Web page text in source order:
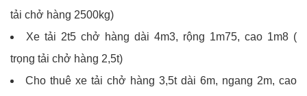
tải chở hàng 2500kg)
Xe tải 2t5 chở hàng dài 4m3, rộng 1m75, cao 1m8 (
trọng tải chở hàng 2,5t)
Cho thuê xe tải chở hàng 3,5t dài 6m, ngang 2m, cao